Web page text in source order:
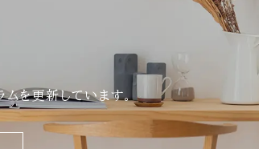
を更新しています。